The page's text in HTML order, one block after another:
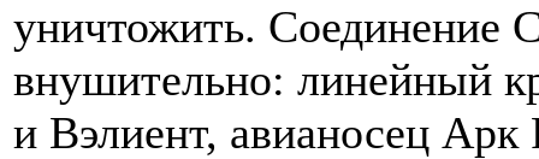
уничтожить. Соединение
внушительно: линейный
и Вэлиент, авианосец Аpк